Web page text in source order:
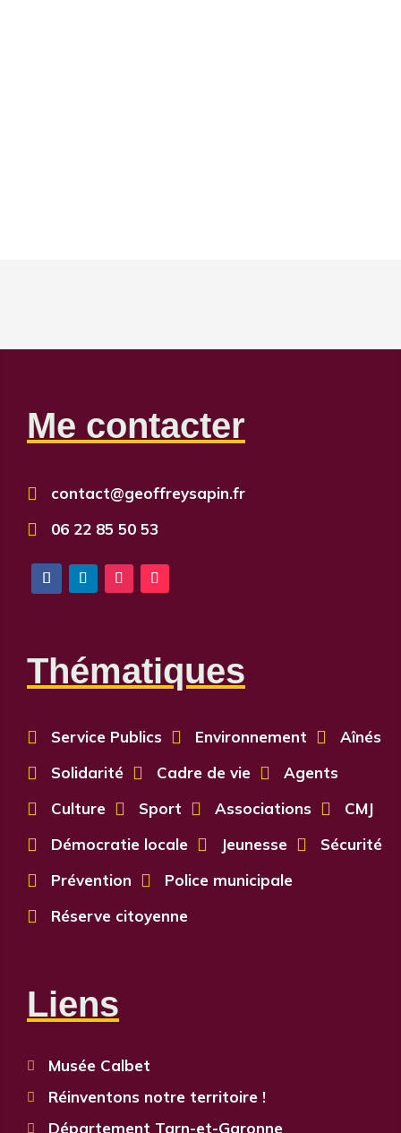
Me contacter
 contact@geoffreysapin.fr
 06 22 85 50 53
Thématiques
 Service Publics  Environnement  Aînés
 Solidarité  Cadre de vie  Agents
 Culture  Sport  Associations  CMJ
 Démocratie locale  Jeunesse  Sécurité
 Prévention  Police municipale
 Réserve citoyenne
Liens
 Musée Calbet
 Réinventons notre territoire !
 Département Tarn-et-Garonne